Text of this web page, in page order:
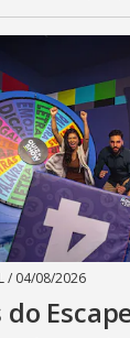
/ 04/08/2026